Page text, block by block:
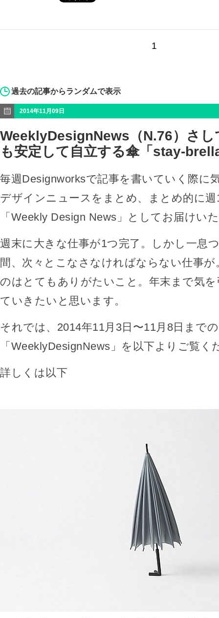
1
過去の記事からランダムで表示
2014年11月09日
WeeklyDesignNews（N.76）さし
も安定して自立する傘「stay-
毎週Designworksで記事を書いていく際に
デザインニュースをまとめ、まとめ的に週
「Weekly Design News」としてお届けい
週末に大きな仕事が1つ完了。しかし一息
間、次々とこなさなければならない仕事
のはとてもありがたいこと。年末まで気
ていきたいと思います。
それでは、2014年11月3日〜11月8日までの
「WeeklyDesignNews」を以下よりご覧く
詳しくは以下